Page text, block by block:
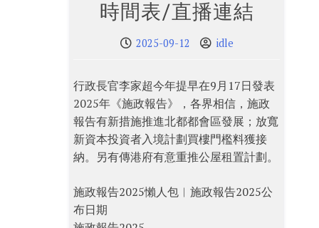
時間表/直播連結
2025-09-12 idle
行政長官李家超今年提早在9月17日發表
2025年《施政報告》，各界相信，施政
報告有新措施推進北都都會區發展；放寬
新資本投資者入境計劃買樓門檻料獲接
納。另有傳港府有意重推公屋租置計劃。
施政報告2025懶人包︱施政報告2025公
布日期